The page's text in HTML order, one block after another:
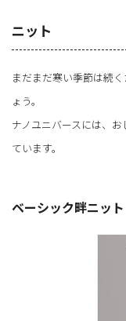
ニット
まだまだ寒い季節は続
ょう。
ナノユニバースには、
ています。
ベーシック畔ニット